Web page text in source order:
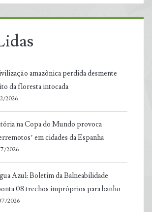
amazônica perdida desmente
da floresta intocada
2026
na Copa do Mundo provoca
em cidades da Espanha
2026
Azul: Boletim da Balneabilidade
08 trechos impróprios para banho
2026